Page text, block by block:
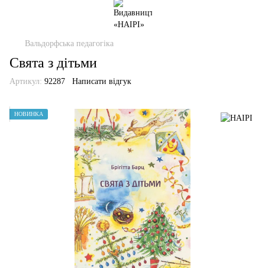
Вальдорфська педагогіка
Свята з дітьми
Артикул: 92287 Написати відгук
НОВИНКА